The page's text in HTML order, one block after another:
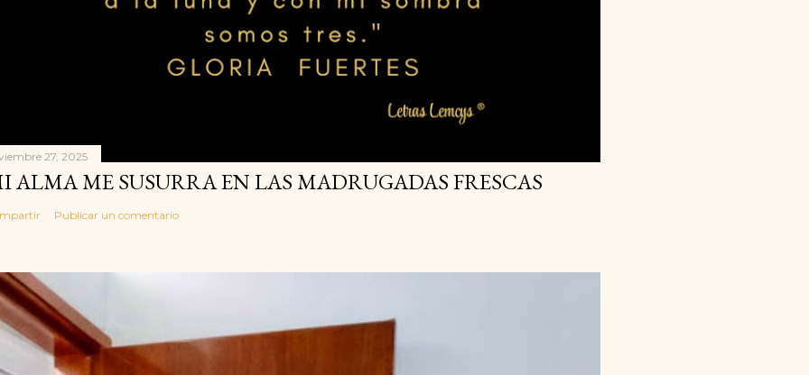
27, 2025
ALMA ME SUSURRA EN LAS MADRUGADAS FRESCAS
Publicar un comentario